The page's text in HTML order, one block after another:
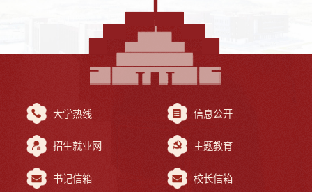
大学热线 信息公开
招生就业网 主题教育
书记信箱 校长信箱